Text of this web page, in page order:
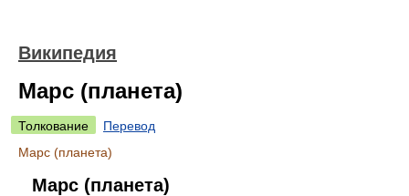
Википедия
Марс (планета)
Толкование
Перевод
Марс (планета)
Марс (планета)